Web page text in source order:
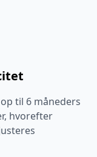
til 6 måneders
hvorefter